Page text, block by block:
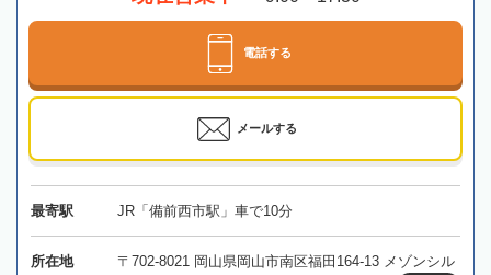
電話する
メールする
最寄駅 JR「備前西市駅」車で10分
所在地
〒702-8021 岡山県岡山市南区福田164-13 メゾンシル